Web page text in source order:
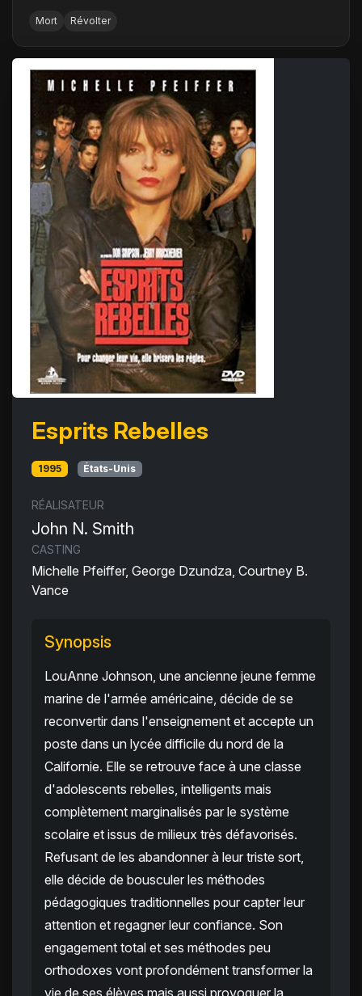
Mort Révolter
Esprits Rebelles
1995 États-Unis
RÉALISATEUR
John N. Smith
CASTING
Michelle Pfeiffer, George Dzundza, Courtney B.
Vance
Synopsis
LouAnne Johnson, une ancienne jeune femme
marine de l'armée américaine, décide de se
reconvertir dans l'enseignement et accepte un
poste dans un lycée difficile du nord de la
Californie. Elle se retrouve face à une classe
d'adolescents rebelles, intelligents mais
complètement marginalisés par le système
scolaire et issus de milieux très défavorisés.
Refusant de les abandonner à leur triste sort,
elle décide de bousculer les méthodes
pédagogiques traditionnelles pour capter leur
attention et regagner leur confiance. Son
engagement total et ses méthodes peu
orthodoxes vont profondément transformer la